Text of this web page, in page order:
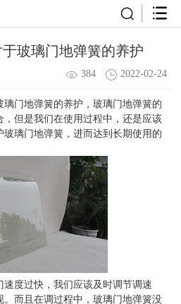
玻璃门地弹簧的养护
384 2022-02-24
璃门地弹簧的养护，玻璃门地弹簧的
但是我们在使用过程中，还是应该
璃门地弹簧，进而达到长期使用的
度过快，我们应该及时调节调速
而且在调过程中，玻璃门地弹簧没